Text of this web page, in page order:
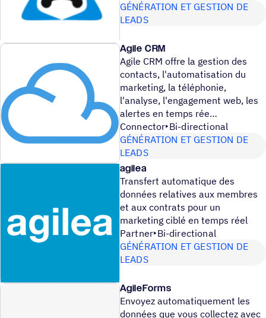
GÉNÉRATION ET GESTION DE
LEADS
Agile CRM
Agile CRM offre la gestion des
contacts, l'automatisation du
marketing, la téléphonie,
l'analyse, l'engagement web, les
alertes en temps rée
Connector Bi-directional
GÉNÉRATION ET GESTION DE
LEADS
agilea
Transfert automatique des
données relatives aux membres
et aux contrats pour un
marketing ciblé en temps réel
Partner Bi-directional
GÉNÉRATION ET GESTION DE
LEADS
AgileForms
Envoyez automatiquement les
données que vous collectez avec